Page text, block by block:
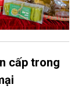
cấp trong